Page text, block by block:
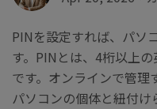
PINを設定すれば、パソ
す。PINとは、4桁以上
です。オンラインで管
パソコンの個体と紐付け